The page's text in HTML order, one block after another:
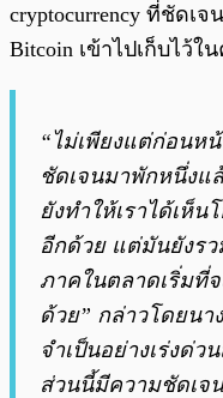
cryptocurrency ที่ชัดเ
Bitcoin เข้าไปเก็บไว้ใ
“ไม่เพียงแต่ก่อนห
ชัดเจนมาพักหนึ่งแ
ยังทำให้เราได้เห็
อีกด้วย แต่มันยังร
ภาคในตลาดเริ่มที่
ด้วย” กล่าวโดยนา
จำเป็นอย่างเร่งด่ว
ส่วนนี้มีความชัดเจ